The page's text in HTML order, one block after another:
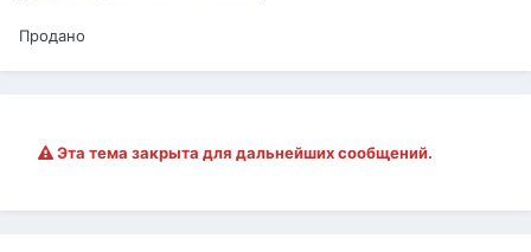
Продано
Эта тема закрыта для дальнейших сообщений.